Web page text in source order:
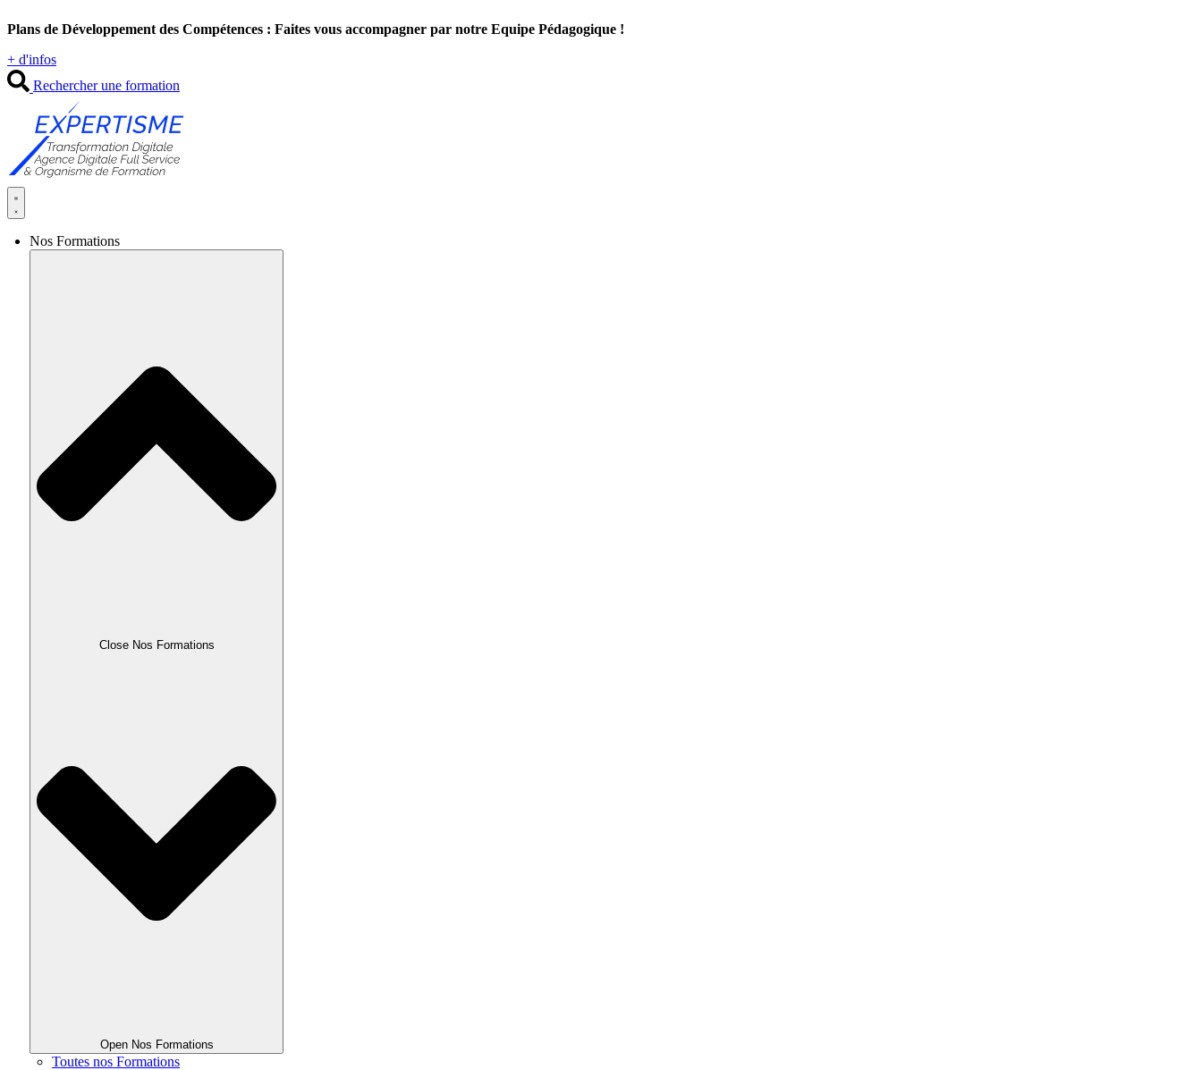
au
Plans de Développement des Compétences : Faites vous accompagner par notre Equipe Pédagogique !
+ d'infos
Rechercher une formation
Nos Formations
Close Nos Formations
Open Nos Formations
Toutes nos Formations